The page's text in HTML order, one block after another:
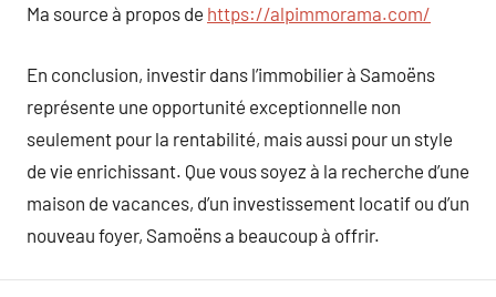
Ma source à propos de https://alpimmorama.com/
En conclusion, investir dans l’immobilier à Samoëns
représente une opportunité exceptionnelle non
seulement pour la rentabilité, mais aussi pour un style
de vie enrichissant. Que vous soyez à la recherche d’une
maison de vacances, d’un investissement locatif ou d’un
nouveau foyer, Samoëns a beaucoup à offrir.